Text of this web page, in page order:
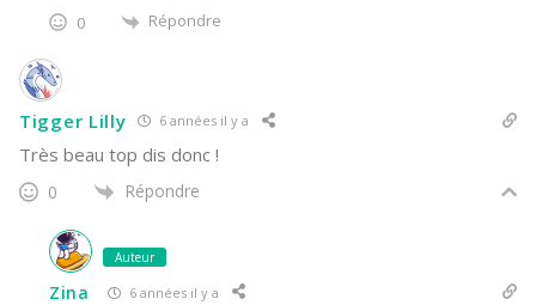
0 Répondre
Tigger Lilly 6 années il y a
Très beau top dis donc !
0 Répondre
Auteur
Zina 6 années il y a